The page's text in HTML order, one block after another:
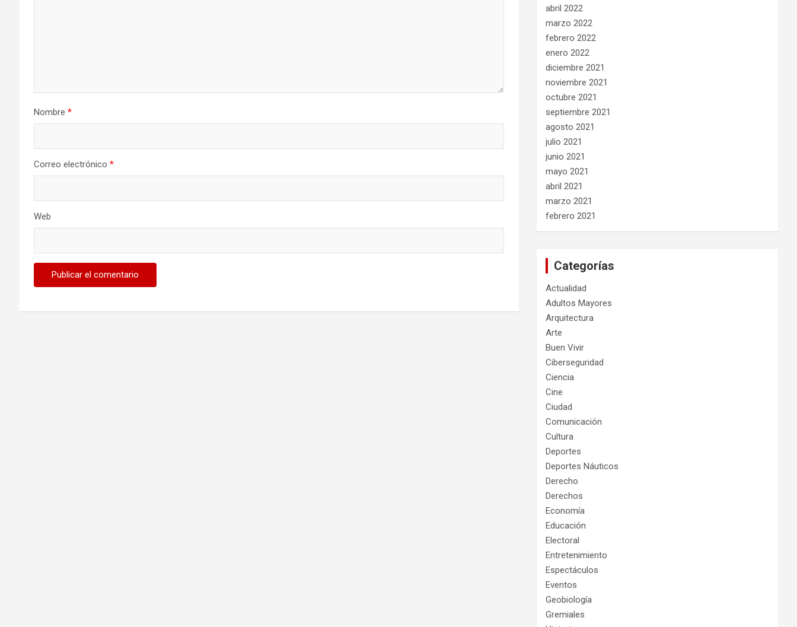
Nombre *
Correo electrónico *
Web
abril 2022
marzo 2022
febrero 2022
enero 2022
diciembre 2021
noviembre 2021
octubre 2021
septiembre 2021
agosto 2021
julio 2021
junio 2021
mayo 2021
abril 2021
marzo 2021
febrero 2021
Categorías
Actualidad
Adultos Mayores
Arquitectura
Arte
Buen Vivir
Ciberseguridad
Ciencia
Cine
Ciudad
Comunicación
Cultura
Deportes
Deportes Náuticos
Derecho
Derechos
Economía
Educación
Electoral
Entretenimiento
Espectáculos
Eventos
Geobiología
Gremiales